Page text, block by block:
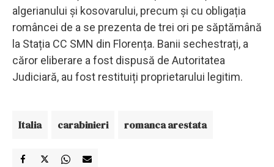
algerianului și kosovarului, precum și cu obligația
româncei de a se prezenta de trei ori pe săptămână
la Stația CC SMN din Florența. Banii sechestrați, a
căror eliberare a fost dispusă de Autoritatea
Judiciară, au fost restituiți proprietarului legitim.
Italia carabinieri romanca arestata